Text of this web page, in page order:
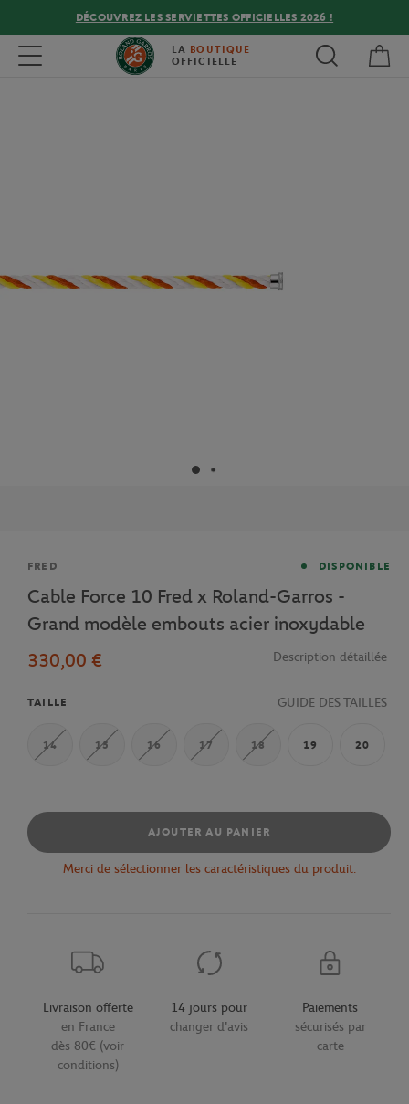
DÉCOUVREZ LES SERVIETTES OFFICIELLES 2026 !
Toggle navigation LA BOUTIQUE
OFFICIELLE
Marque
FRED DISPONIBLE
Cable Force 10 Fred x Roland-Garros -
Grand modèle embouts acier inoxydable
330,00 €
Description détaillée
TAILLE GUIDE DES TAILLES
14 15 16 17 18 19 20
AJOUTER AU PANIER
Merci de sélectionner les caractéristiques du produit.
Livraison offerte
en France
dès 80€ (voir
conditions)
14 jours pour
changer d'avis
Paiements
sécurisés par
carte